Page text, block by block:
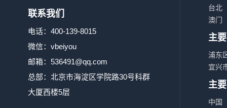
联系我们
电话：400-139-8015
微信：vbeiyou
邮箱： 536491@qq.com
总部：北京市海淀区学院路30号科群
大厦西楼5层
台北
澳门
主
浦东
宜兴
主
中国